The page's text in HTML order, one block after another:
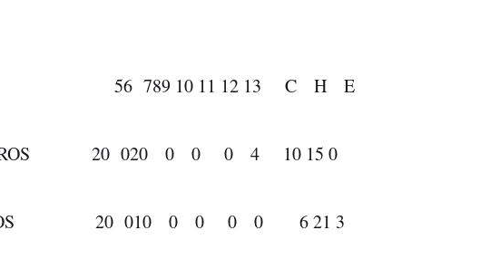
56 789 10 11 12 13 C H E
20 020 0 0 0 4 10 15 0
20 010 0 0 0 0 6 21 3